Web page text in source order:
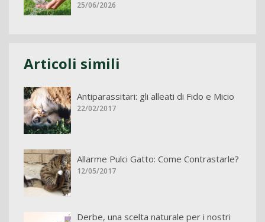
25/06/2026
Articoli simili
Antiparassitari: gli alleati di Fido e Micio
22/02/2017
Allarme Pulci Gatto: Come Contrastarle?
12/05/2017
Derbe, una scelta naturale per i nostri